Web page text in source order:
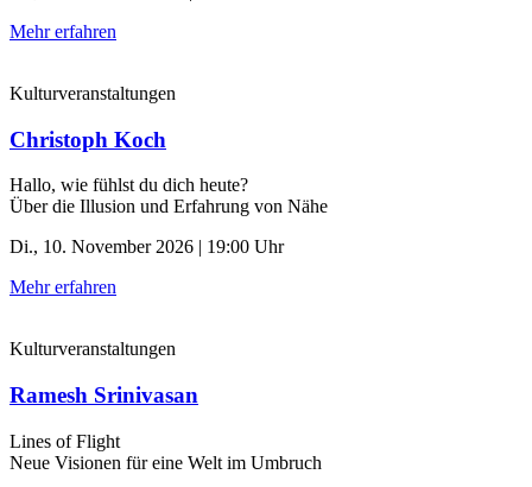
Mehr erfahren
Kulturveranstaltungen
Christoph Koch
Hallo, wie fühlst du dich heute?
Über die Illusion und Erfahrung von Nähe
Di., 10. November 2026 | 19:00 Uhr
Mehr erfahren
Kulturveranstaltungen
Ramesh Srinivasan
Lines of Flight
Neue Visionen für eine Welt im Umbruch